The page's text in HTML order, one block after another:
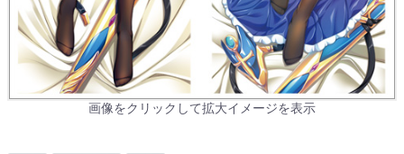
画像をクリックして拡大イメージを表示